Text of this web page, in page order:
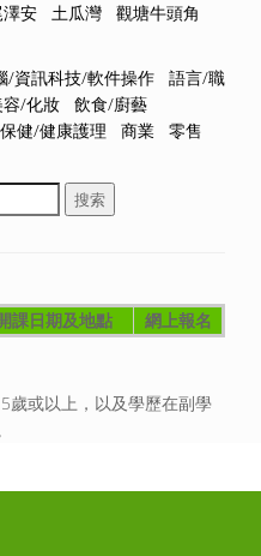
安 土瓜灣
觀塘牛頭角
/資訊科技/軟件操作
語言/職
容/化妝
飲食/廚藝
健/健康護理 商業
零售
課日期及地點 網上報名
歲或以上，以及學歷在副學